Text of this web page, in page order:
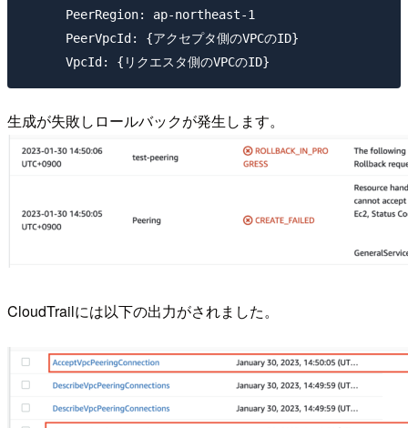
      PeerRegion: ap-northeast-1
      PeerVpcId: {アクセプタ側のVPCのID}
生成が失敗しロールバックが発生します。
CloudTrailには以下の出力がされました。